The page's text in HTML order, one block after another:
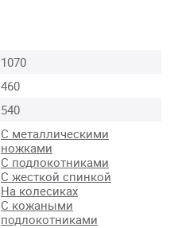
1070
460
540
С металлическими
ножками
С подлокотниками
С жесткой спинкой
На колесиках
С кожаными
подлокотниками